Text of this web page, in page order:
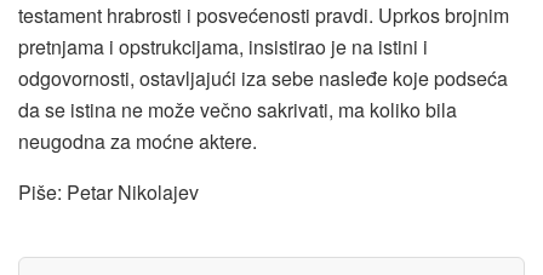
testament hrabrosti i posvećenosti pravdi. Uprkos brojnim
pretnjama i opstrukcijama, insistirao je na istini i
odgovornosti, ostavljajući iza sebe nasleđe koje podseća
da se istina ne može večno sakrivati, ma koliko bila
neugodna za moćne aktere.
Piše: Petar Nikolajev